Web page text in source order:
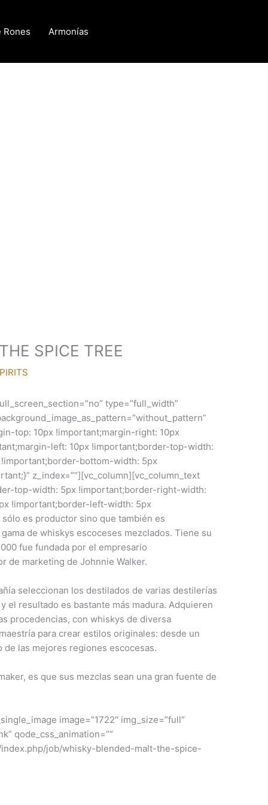
Rones Armonías
SPICE TREE
type=”full_width”
top: 10px !important;margin-right: 10px
left: 10px !important;border-top-width:
bottom-width: 5px
z_index=””][vc_column][vc_column_text
top-width: 5px !important;border-right-width:
!important;border-left-width: 5px
sólo es productor sino que también es
de whiskys escoceses mezclados. Tiene su
fue fundada por el empresario
de marketing de Johnnie Walker.
seleccionan los destilados de varias destilerías
el resultado es bastante más madura. Adquieren
procedencias, con whiskys de diversa
para crear estilos originales: desde un
las mejores regiones escocesas.
es que sus mezclas sean una gran fuente de
image=”1722″ img_size=”full”
qode_css_animation=””
job/whisky-blended-malt-the-spice-